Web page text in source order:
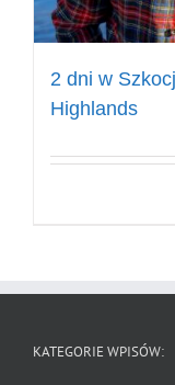
2 dni w
Highlands
KATEGORIE WPISÓW: